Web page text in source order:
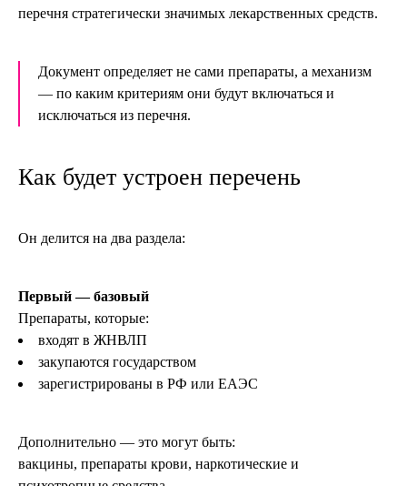
перечня стратегически значимых лекарственных средств.
Документ определяет не сами препараты, а механизм
— по каким критериям они будут включаться и
исключаться из перечня.
Как будет устроен перечень
Он делится на два раздела:
Первый — базовый
Препараты, которые:
входят в ЖНВЛП
закупаются государством
зарегистрированы в РФ или ЕАЭС
Дополнительно — это могут быть:
вакцины, препараты крови, наркотические и